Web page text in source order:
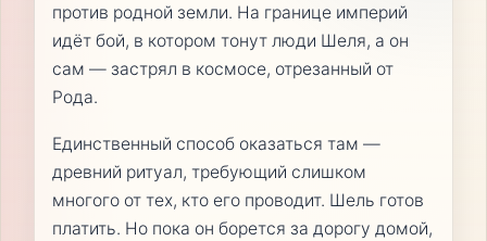
против родной земли. На границе империй
идёт бой, в котором тонут люди Шеля, а он
сам — застрял в космосе, отрезанный от
Рода.
Единственный способ оказаться там —
древний ритуал, требующий слишком
многого от тех, кто его проводит. Шель готов
платить. Но пока он борется за дорогу домой,